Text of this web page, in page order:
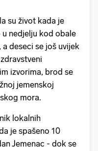
su život kada je
nedjelju kod obale
deseci se još uvijek
izvorima, brod se
jemenskoj
mora.
lokalnih
je spašeno 10
Jemenac - dok se